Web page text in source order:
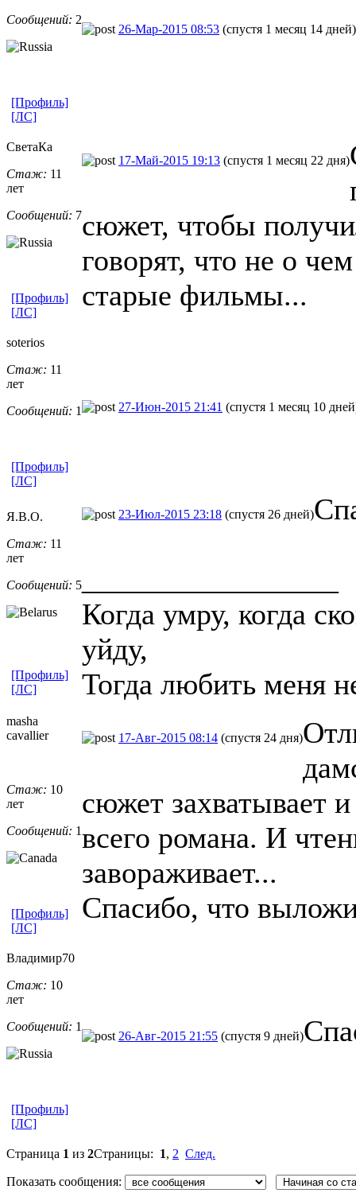
Сообщений: 2
26-Мар-2015 08:53 (спустя 1 месяц 14 дней)
[Профиль]
[ЛС]
СветаКа
Стаж: 11
лет
Сообщений: 7
17-Май-2015 19:13 (спустя 1 месяц 22 дня)
сюжет, чтобы
говорят, что не о
старые фильмы...
[Профиль]
[ЛС]
soterios
Стаж: 11
лет
Сообщений: 1 27-Июн-2015 21:41 (спустя 1 месяц 10
[Профиль]
[ЛС]
Я.В.О.
Стаж: 11
лет
Сообщений: 5
23-Июл-2015 23:18 (спустя 26 дней)
Когда умру, когда
уйду,
Тогда любить меня
[Профиль]
[ЛС]
masha
cavallier
Стаж: 10
лет
Сообщений: 1
17-Авг-2015 08:14 (спустя 24 дня)
сюжет захватывает
всего романа. И
завораживает...
Спасибо, что
[Профиль]
[ЛС]
Владимир70
Стаж: 10
лет
Сообщений: 1
26-Авг-2015 21:55 (спустя 9 дней)
[Профиль]
[ЛС]
Страница 1 из 2Страницы: 1, 2 След.
Показать сообщения: